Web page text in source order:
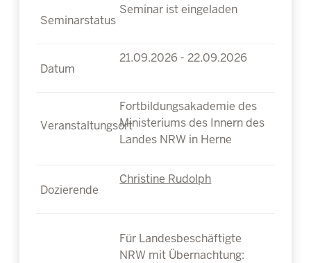
Seminar ist eingeladen
21.09.2026 - 22.09.2026
Fortbildungsakademie des
Ministeriums des Innern des
Landes NRW in Herne
Christine Rudolph
Für Landesbeschäftigte
NRW mit Übernachtung: